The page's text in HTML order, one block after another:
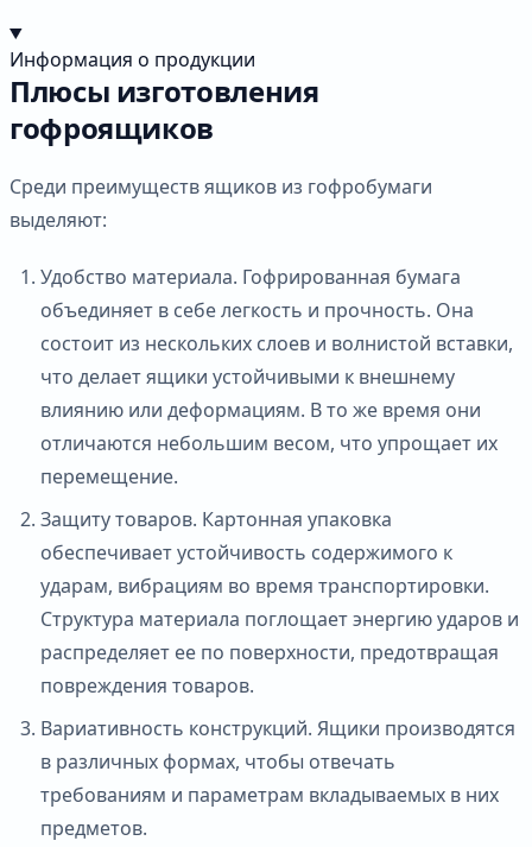
Информация о продукции
Плюсы изготовления
гофроящиков
Среди преимуществ ящиков из гофробумаги
выделяют:
Удобство материала. Гофрированная бумага
объединяет в себе легкость и прочность. Она
состоит из нескольких слоев и волнистой вставки,
что делает ящики устойчивыми к внешнему
влиянию или деформациям. В то же время они
отличаются небольшим весом, что упрощает их
перемещение.
Защиту товаров. Картонная упаковка
обеспечивает устойчивость содержимого к
ударам, вибрациям во время транспортировки.
Структура материала поглощает энергию ударов и
распределяет ее по поверхности, предотвращая
повреждения товаров.
Вариативность конструкций. Ящики производятся
в различных формах, чтобы отвечать
требованиям и параметрам вкладываемых в них
предметов.